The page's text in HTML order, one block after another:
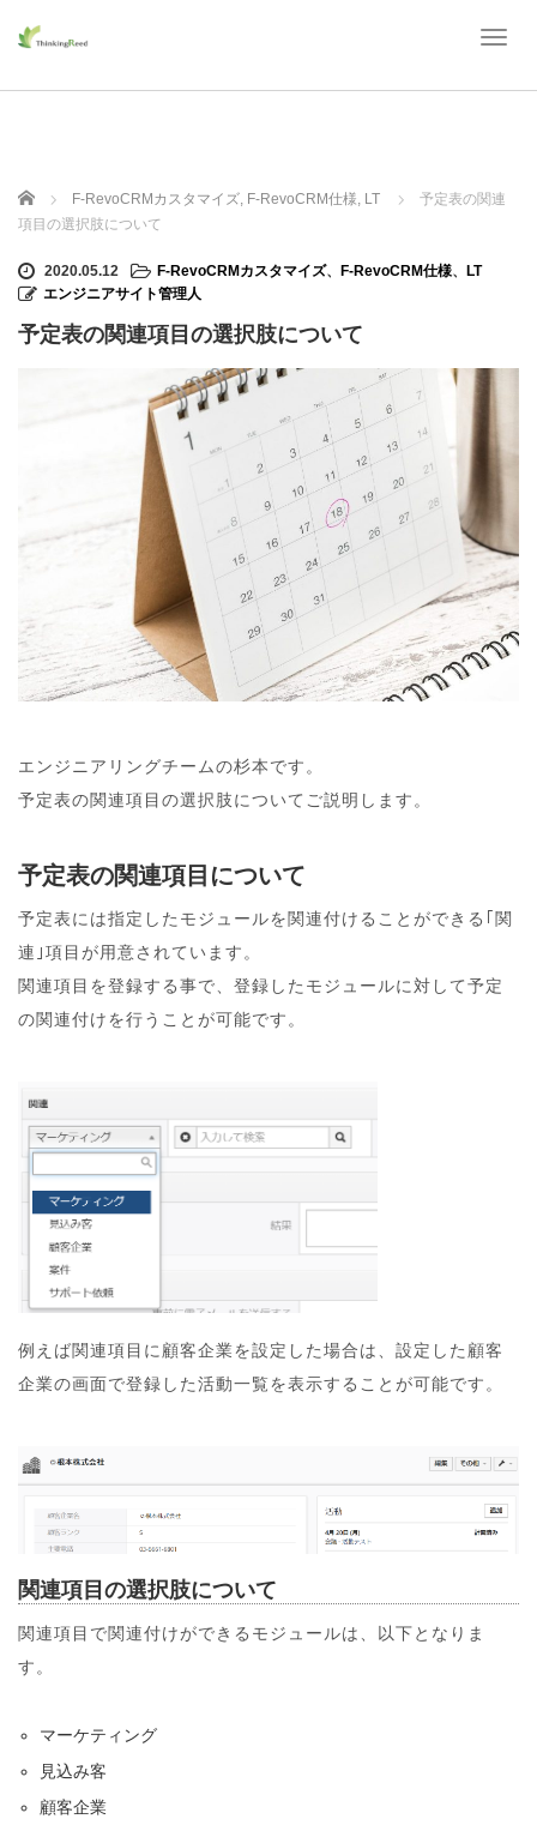
T
g
a
ホーム F-RevoCRMカスタマイズ, F-RevoCRM仕様, LT
予定表の関連
項目の選択肢について
2020.05.12 F-RevoCRMカスタマイズ、 F-RevoCRM仕様、
LT
エンジニアサイト管理人
予定表の関連項目の選択肢について
エンジニアリングチームの杉本です。
予定表の関連項目の選択肢についてご説明します。
予定表の関連項目について
予定表には指定したモジュールを関連付けることができる｢関
連｣項目が用意されています。
関連項目を登録する事で、登録したモジュールに対して予定
の関連付けを行うことが可能です。
例えば関連項目に顧客企業を設定した場合は、設定した顧客
企業の画面で登録した活動一覧を表示することが可能です。
関連項目の選択肢について
関連項目で関連付けができるモジュールは、以下となりま
す。
マーケティング
見込み客
顧客企業